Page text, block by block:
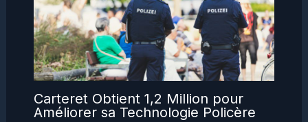
Carteret Obtient 1,2 Million pour
Améliorer sa Technologie Policère